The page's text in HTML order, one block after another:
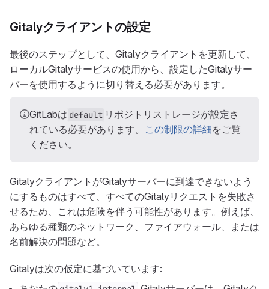
Gitalyクライアントの設定
最後のステップとして、Gitalyクライアントを更新して、
ローカルGitalyサービスの使用から、設定したGitalyサー
バーを使用するように切り替える必要があります。
GitLabは default リポジトリストレージが設定さ
れている必要があります。 この制限の詳細をご覧
ください。
GitalyクライアントがGitalyサーバーに到達できないよう
にするものはすべて、すべてのGitalyリクエストを失敗さ
せるため、これは危険を伴う可能性があります。例えば、
あらゆる種類のネットワーク、ファイアウォール、または
名前解決の問題など。
Gitalyは次の仮定に基づいています: